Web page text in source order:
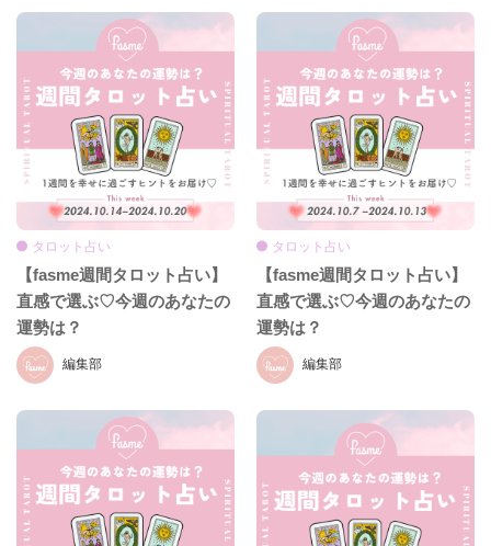
編集部
タロット占い
【fasme週間タロット占い】
直感で選ぶ♡今週のあなたの
運勢は？
編集部
タロット占い
【fasme週間タロット占い】
直感で選ぶ♡今週のあなたの
運勢は？